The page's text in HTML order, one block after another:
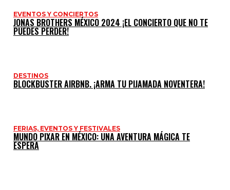
EVENTOS Y CONCIERTOS
JONAS BROTHERS MÉXICO 2024 ¡EL CONCIERTO QUE NO TE
PUEDES PERDER!
DESTINOS
BLOCKBUSTER AIRBNB. ¡ARMA TU PIJAMADA NOVENTERA!
FERIAS, EVENTOS Y FESTIVALES
MUNDO PIXAR EN MÉXICO: UNA AVENTURA MÁGICA TE
ESPERA